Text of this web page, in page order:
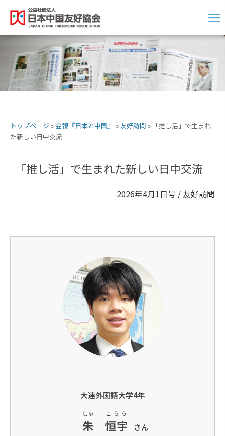
トップページ »会報『日本と中国』 »友好訪問 » 「推し活」で生まれ
た新しい日中交流
「推し活」で生まれた新しい日中交流
2026年4月1日号 / 友好訪問
大連外国語大学4年
朱
しゅ
恒宇
こうう
さん